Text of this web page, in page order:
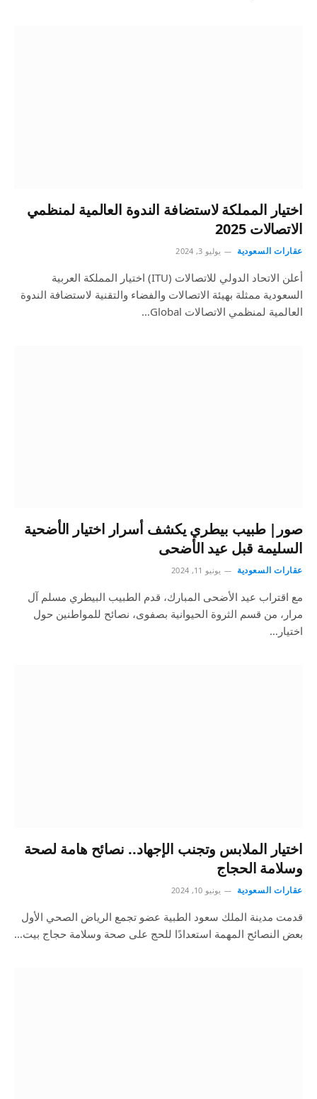
اختيار المملكة لاستضافة الندوة العالمية لمنظمي
الاتصالات 2025
عقارات السعودية يوليو 3, 2024
أعلن الاتحاد الدولي للاتصالات (ITU) اختيار المملكة العربية
السعودية ممثلة بهيئة الاتصالات والفضاء والتقنية لاستضافة الندوة
العالمية لمنظمي الاتصالات Global…
صور| طبيب بيطري يكشف أسرار اختيار الأضحية
السليمة قبل عيد الأضحى
عقارات السعودية يونيو 11, 2024
مع اقتراب عيد الأضحى المبارك، قدم الطبيب البيطري مسلم آل
مرار، من قسم الثروة الحيوانية بصفوى، نصائح للمواطنين حول
اختيار…
اختيار الملابس وتجنب الإجهاد.. نصائح هامة لصحة
وسلامة الحجاج
عقارات السعودية يونيو 10, 2024
قدمت مدينة الملك سعود الطبية عضو تجمع الرياض الصحي الأول
بعض النصائح المهمة استعدادًا للحج على صحة وسلامة حجاج بيت…